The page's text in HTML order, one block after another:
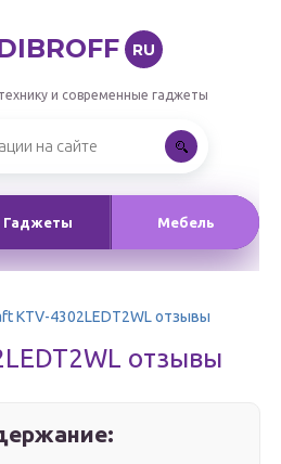
RU
и современные гаджеты
Гаджеты Мебель
KTV-4302LEDT2WL отзывы
отзывы